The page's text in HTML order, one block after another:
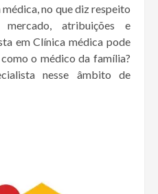
no que diz respeito
atribuições e
em Clínica médica pode
o médico da família?
nesse âmbito de